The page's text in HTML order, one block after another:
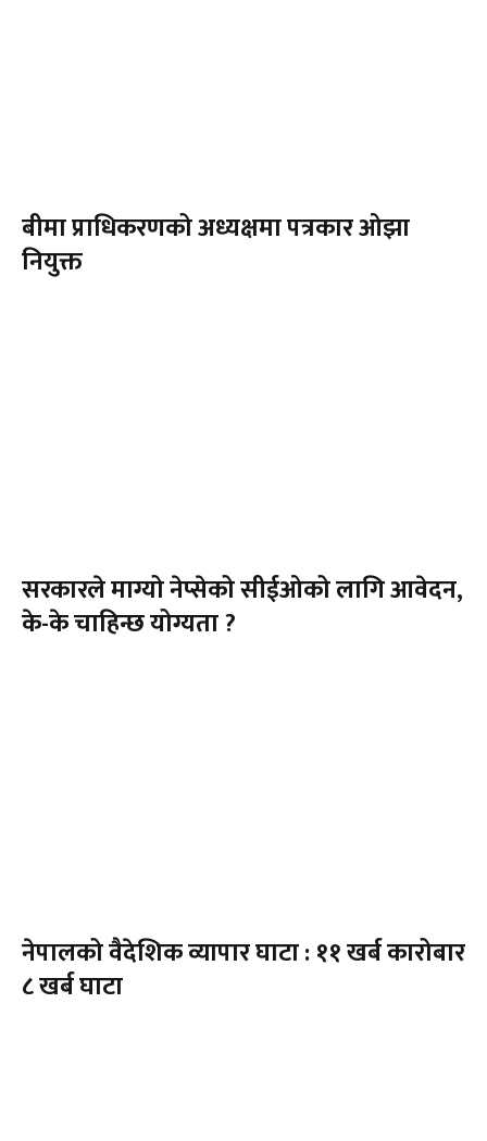
बीमा प्राधिकरणको अध्यक्षमा पत्रकार ओझा
नियुक्त
सरकारले माग्यो नेप्सेको सीईओको लागि आवेदन,
के-के चाहिन्छ योग्यता ?
नेपालको वैदेशिक व्यापार घाटा : ११ खर्ब कारोबार
८ खर्ब घाटा